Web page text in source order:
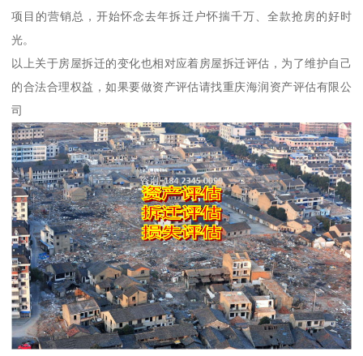
项目的营销总，开始怀念去年拆迁户怀揣千万、全款抢房的好时
光。
以上关于房屋拆迁的变化也相对应着房屋拆迁评估，为了维护自己
的合法合理权益，如果要做资产评估请找重庆海润资产评估有限公
司